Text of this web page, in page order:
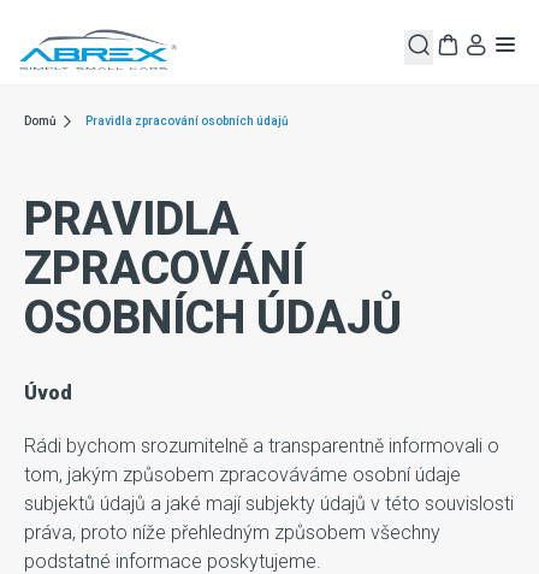
Domů Pravidla zpracování osobních údajů
PRAVIDLA
ZPRACOVÁNÍ
OSOBNÍCH ÚDAJŮ
Úvod
Rádi bychom srozumitelně a transparentně informovali o
tom, jakým způsobem zpracováváme osobní údaje
subjektů údajů a jaké mají subjekty údajů v této souvislosti
práva, proto níže přehledným způsobem všechny
podstatné informace poskytujeme.